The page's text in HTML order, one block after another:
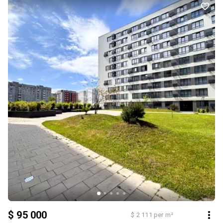
(двоконтурний котел вже у вартості), встановлені лічильники,
надійні вхідні двері та енергозберігаючі вікна. 2-га черга
будівництва. Здача запланована на I квартал 2027 року. Ціна: $95
000.
$ 95 000 $ 2 111 per m²